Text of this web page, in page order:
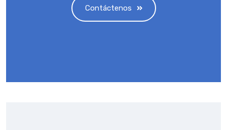
Contáctenos